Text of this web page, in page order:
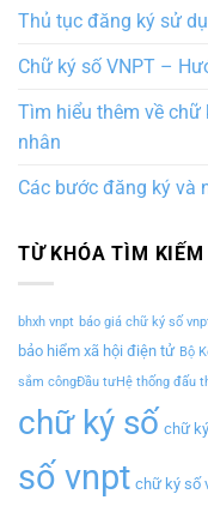
Thủ tục đăng ký sử
Chữ ký số VNPT –
Tìm hiểu thêm về chữ
nhân
Các bước đăng ký và
TỪ KHÓA TÌM KIẾM
bhxh vnpt báo giá chữ ký số
bảo hiểm xã hội điện tử Bộ
sắm côngĐầu tưHệ thống đấu
chữ ký số chữ
số vnpt chữ ký số